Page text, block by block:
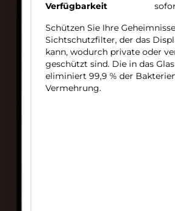
Verfügbarkeit
Schützen Sie Ihre
Sichtschutzfilter, der das
kann, wodurch private oder
geschützt sind. Die in das
eliminiert 99,9 % der
Vermehrung.